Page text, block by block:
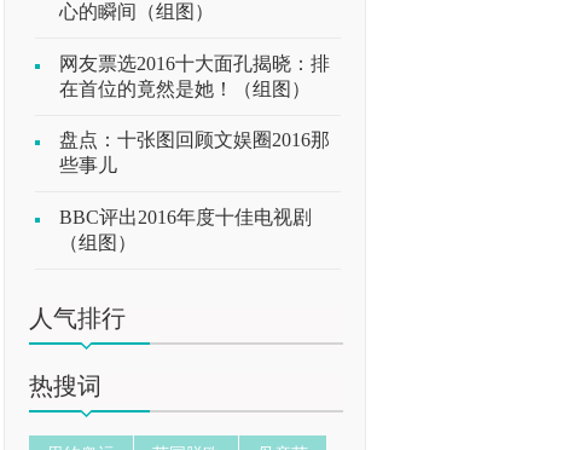
心的瞬间（组图）
网友票选2016十大面孔揭晓：排
在首位的竟然是她！（组图）
盘点：十张图回顾文娱圈2016那
些事儿
BBC评出2016年度十佳电视剧
（组图）
人气排行
热搜词